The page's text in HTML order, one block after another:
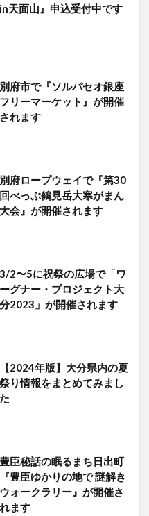
in天面山』申込受付中です
別府市で『ソルパセオ銀座
フリーマーケット』が開催
されます
別府ロープウェイで『第30
回べっぷ鶴見岳大寒がまん
大会』が開催されます
3/2〜5に祝祭の広場で「ワ
ーグナー・プロジェクト大
分2023」が開催されます
【2024年版】大分県内の夏
祭り情報をまとめてみまし
た
豊臣秘話の眠るまち日出町
『豊臣ゆかりの地で 謎解き
ウォークラリー』が開催さ
れます